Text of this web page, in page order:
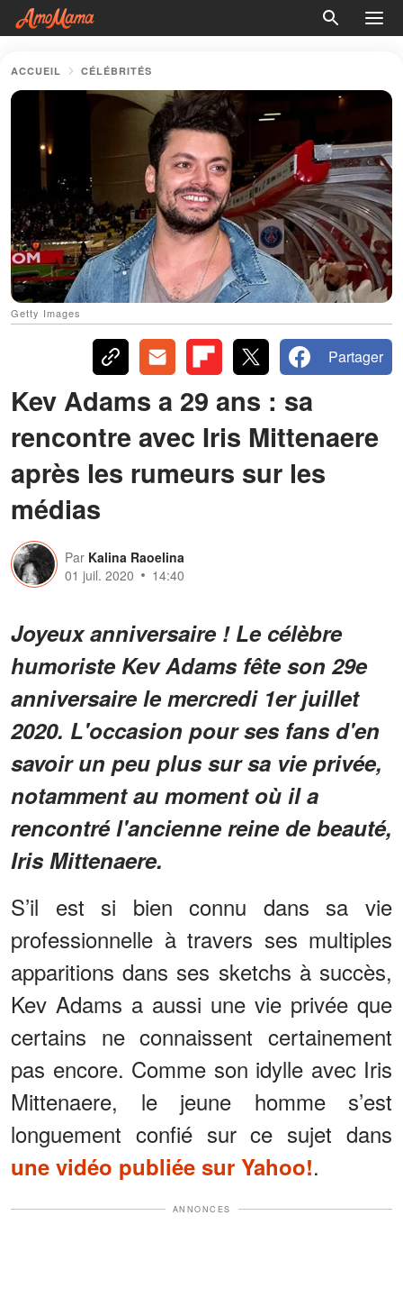
ACCUEIL CÉLÉBRITÉS
Getty Images
Partager
Kev Adams a 29 ans : sa
rencontre avec Iris Mittenaere
après les rumeurs sur les
médias
Par Kalina Raoelina
01 juil. 2020
14:40
Joyeux anniversaire ! Le célèbre
humoriste Kev Adams fête son 29e
anniversaire le mercredi 1er juillet
2020. L'occasion pour ses fans d'en
savoir un peu plus sur sa vie privée,
notamment au moment où il a
rencontré l'ancienne reine de beauté,
Iris Mittenaere.
S’il est si bien connu dans sa vie
professionnelle à travers ses multiples
apparitions dans ses sketchs à succès,
Kev Adams a aussi une vie privée que
certains ne connaissent certainement
pas encore. Comme son idylle avec Iris
Mittenaere, le jeune homme s’est
longuement confié sur ce sujet dans
une vidéo publiée sur Yahoo!.
ANNONCES